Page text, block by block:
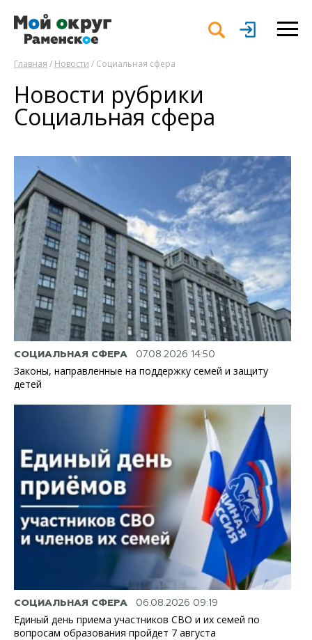
Главная / Новости / Социальная сфера
Новости рубрики
Социальная сфера
СОЦИАЛЬНАЯ СФЕРА 07.08.2026 14:50
Законы, направленные на поддержку семей и защиту
детей
СОЦИАЛЬНАЯ СФЕРА 06.08.2026 09:19
Единый день приема участников СВО и их семей по
вопросам образования пройдет 7 августа